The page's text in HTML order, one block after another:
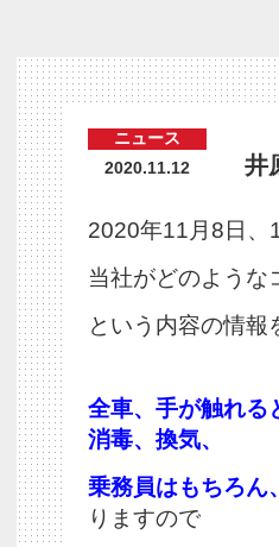
ニュース
2020.11.12
井
2020年11月8日、
当社がどのような
という内容の情報
全車、手が触れる
消毒、換気、
乗務員はもちろん
りますので